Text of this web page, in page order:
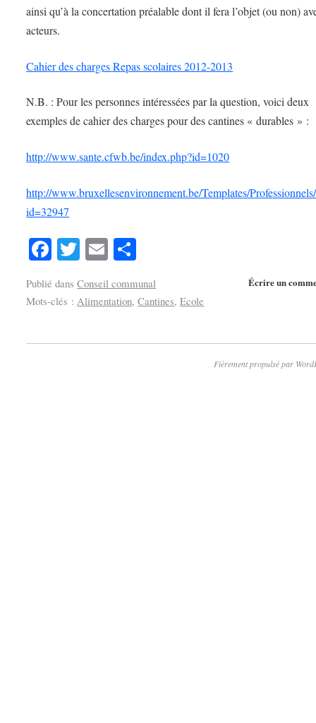
ainsi qu’à la concertation préalable dont il fera l’objet (ou non)
acteurs.
Cahier des charges Repas scolaires 2012-2013
N.B. : Pour les personnes intéressées par la question, voici deux
exemples de cahier des charges pour des cantines « durables » :
http://www.sante.cfwb.be/index.php?id=1020
http://www.bruxellesenvironnement.be/Templates/
id=32947
Facebook
Twitter
Email
Écrire un
Publié dans Conseil communal
Mots-clés : Alimentation,Cantines,Ecole
Fièrement propulsé par